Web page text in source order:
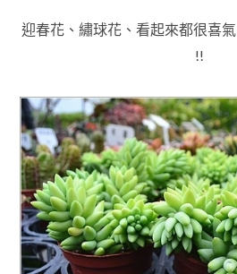
迎春花 、繡球花 、看起來都很喜氣
!!